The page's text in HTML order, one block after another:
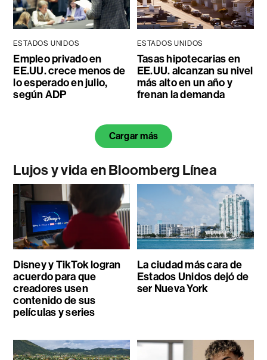
ESTADOS UNIDOS
Empleo privado en
EE.UU. crece menos de
lo esperado en julio,
según ADP
ESTADOS UNIDOS
Tasas hipotecarias en
EE.UU. alcanzan su nivel
más alto en un año y
frenan la demanda
Cargar más
Lujos y vida en Bloomberg Línea
Disney y TikTok logran
acuerdo para que
creadores usen
contenido de sus
películas y series
La ciudad más cara de
Estados Unidos dejó de
ser Nueva York